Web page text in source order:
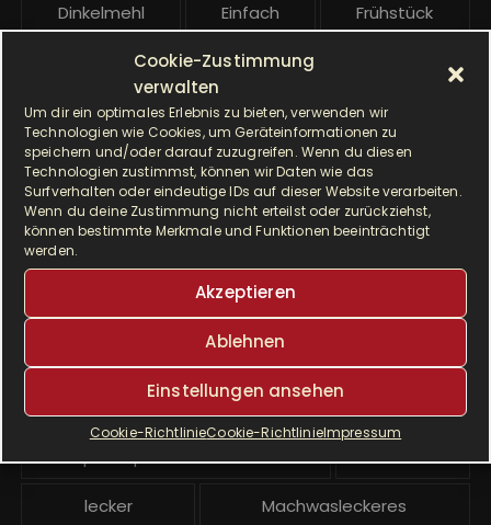
Cookie-Zustimmung
verwalten
Um dir ein optimales Erlebnis zu bieten, verwenden wir
Technologien wie Cookies, um Geräteinformationen zu
speichern und/oder darauf zuzugreifen. Wenn du diesen
Technologien zustimmst, können wir Daten wie das
Surfverhalten oder eindeutige IDs auf dieser Website verarbeiten.
Wenn du deine Zustimmung nicht erteilst oder zurückziehst,
können bestimmte Merkmale und Funktionen beeinträchtigt
werden.
Akzeptieren
Ablehnen
Einstellungen ansehen
Cookie-RichtlinieCookie-RichtlinieImpressum
g
Dinkelmehl Einfach Frühstück
gesund
Hauptgericht Hefe Hefeteig
HP5031 HP 5031
I Prep & Cook Gourmet kochen
Krups
Krups Prep & Cook
Krups Prep and Cook
Krups Prep and Cook backen Kuchen
lecker Machwasleckeres